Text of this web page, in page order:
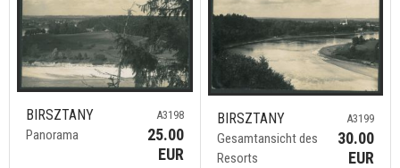
BIRSZTANY
Panorama
A3198
25.00
EUR
BIRSZTANY
Gesamtansicht des
Resorts
A3199
30.00
EUR